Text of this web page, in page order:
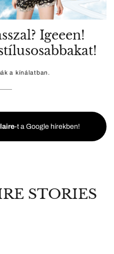
Igeeen!
a kínálatban.
-t a Google hírekben!
STORIES